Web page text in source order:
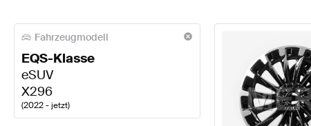
Fahrzeugmodell
EQS-Klasse
eSUV
X296
(2022 - jetzt)